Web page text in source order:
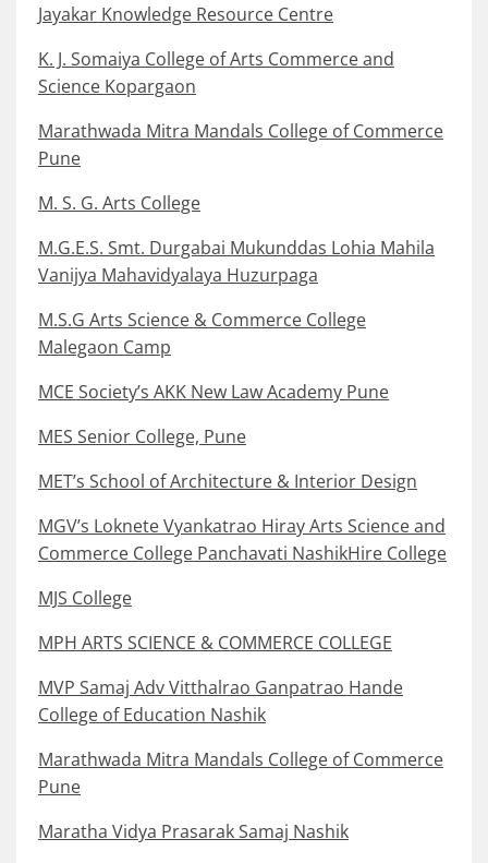
Jayakar Knowledge Resource Centre
K. J. Somaiya College of Arts Commerce and
Science Kopargaon
Marathwada Mitra Mandals College of Commerce
Pune
M. S. G. Arts College
M.G.E.S. Smt. Durgabai Mukunddas Lohia Mahila
Vanijya Mahavidyalaya Huzurpaga
M.S.G Arts Science & Commerce College
Malegaon Camp
MCE Society’s AKK New Law Academy Pune
MES Senior College, Pune
MET’s School of Architecture & Interior Design
MGV’s Loknete Vyankatrao Hiray Arts Science and
Commerce College Panchavati NashikHire College
MJS College
MPH ARTS SCIENCE & COMMERCE COLLEGE
MVP Samaj Adv Vitthalrao Ganpatrao Hande
College of Education Nashik
Marathwada Mitra Mandals College of Commerce
Pune
Maratha Vidya Prasarak Samaj Nashik